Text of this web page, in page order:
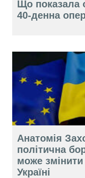
Що показала
40-денна
Анатомія
політична
може
Україні